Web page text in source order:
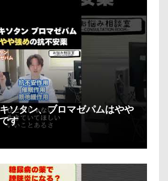
ソタン、ブロマゼパムはやや
す